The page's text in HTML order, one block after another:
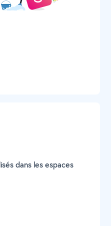
dans les espaces